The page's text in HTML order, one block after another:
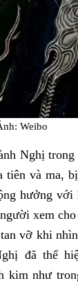
Weibo
Nghị
tiên và ma,
hưởng với
xem cho
vỡ khi
đã thể
kim như